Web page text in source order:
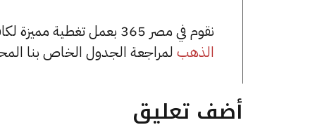
نقوم في مصر 365 بعمل تغطية مميزة لكافة أسعار الذهب في مصر، يمكنك الاطلاع على صفحة
الذهبلمراجعة الجدول الخاص بنا
أضف تعليق